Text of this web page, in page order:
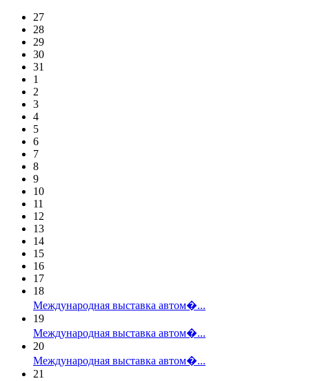
27
28
29
30
31
1
2
3
4
5
6
7
8
9
10
11
12
13
14
15
16
17
18
Международная выставка автом�...
19
Международная выставка автом�...
20
Международная выставка автом�...
21